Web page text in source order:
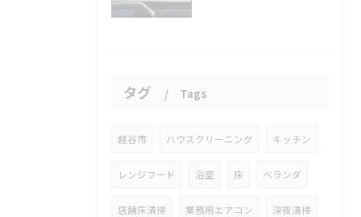
タグ Tags
越谷市 ハウスクリーニング キッチン
レンジフード 浴室 床 ベランダ
店舗床清掃 業務用エアコン 深夜清掃